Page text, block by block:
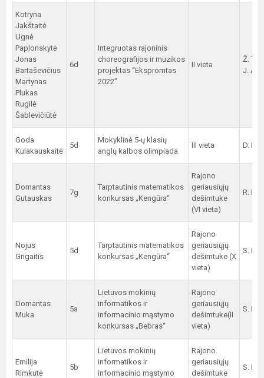
Kotryna
Jakštaitė
Ugnė
Paplonskytė
Jonas
Bartaševičius
Martynas
Plukas
Rugilė
Šablevičiūtė
6d
Integruotas rajoninis
choreografijos ir muzikos
projektas “Ekspromtas
2022”
II vieta
Ž.
J.
Goda
Kulakauskaitė
5d
Mokyklinė 5-ų klasių
anglų kalbos olimpiada
III vieta D.
Domantas
Gutauskas
7g
Tarptautinis matematikos
konkursas „Kengūra“
Rajono
geriausiųjų
dešimtuke
(VI vieta)
R.
Nojus
Grigaitis
5d
Tarptautinis matematikos
konkursas „Kengūra“
Rajono
geriausiųjų
dešimtuke (X
vieta)
S.
Domantas
Muka
5a
Lietuvos mokinių
informatikos ir
informacinio mąstymo
konkursas „Bebras“
Rajono
geriausiųjų
dešimtuke(II
vieta)
S.
Emilija
Rimkutė
5b
Lietuvos mokinių
informatikos ir
informacinio mąstymo
Rajono
geriausiųjų
dešimtuke
S.